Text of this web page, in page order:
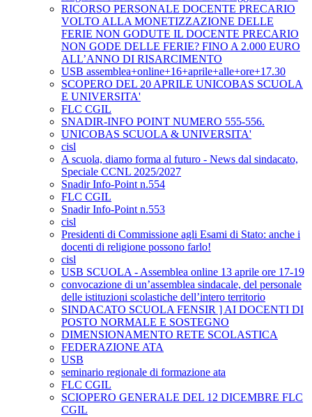
RICORSO PERSONALE DOCENTE PRECARIO
VOLTO ALLA MONETIZZAZIONE DELLE
FERIE NON GODUTE IL DOCENTE PRECARIO
NON GODE DELLE FERIE? FINO A 2.000 EURO
ALL’ANNO DI RISARCIMENTO
USB assemblea+online+16+aprile+alle+ore+17.30
SCOPERO DEL 20 APRILE UNICOBAS SCUOLA
E UNIVERSITA'
FLC CGIL
SNADIR-INFO POINT NUMERO 555-556.
UNICOBAS SCUOLA & UNIVERSITA'
cisl
A scuola, diamo forma al futuro - News dal sindacato,
Speciale CCNL 2025/2027
Snadir Info-Point n.554
FLC CGIL
Snadir Info-Point n.553
cisl
Presidenti di Commissione agli Esami di Stato: anche i
docenti di religione possono farlo!
cisl
USB SCUOLA - Assemblea online 13 aprile ore 17-19
convocazione di un’assemblea sindacale, del personale
delle istituzioni scolastiche dell’intero territorio
SINDACATO SCUOLA FENSIR ] AI DOCENTI DI
POSTO NORMALE E SOSTEGNO
DIMENSIONAMENTO RETE SCOLASTICA
FEDERAZIONE ATA
USB
seminario regionale di formazione ata
FLC CGIL
SCIOPERO GENERALE DEL 12 DICEMBRE FLC
CGIL